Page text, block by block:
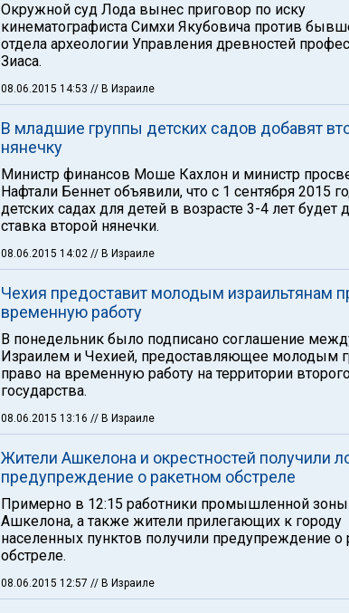
Окружной суд Лода вынес приговор по иску
кинематографиста Симхи Якубовича против
отдела археологии Управления древностей
Зиаса.
08.06.2015 14:53 // В Израиле
В младшие группы детских садов добавят
нянечку
Министр финансов Моше Кахлон и министр
Нафтали Беннет объявили, что с 1 сентября 2015
детских садах для детей в возрасте 3-4 лет будет
ставка второй нянечки.
08.06.2015 14:02 // В Израиле
Чехия предоставит молодым израильтянам
временную работу
В понедельник было подписано соглашение
Израилем и Чехией, предоставляющее молодым
право на временную работу на территории
государства.
08.06.2015 13:16 // В Израиле
Жители Ашкелона и окрестностей получили
предупреждение о ракетном обстреле
Примерно в 12:15 работники промышленной
Ашкелона, а также жители прилегающих к городу
населенных пунктов получили предупреждение о
обстреле.
08.06.2015 12:57 // В Израиле